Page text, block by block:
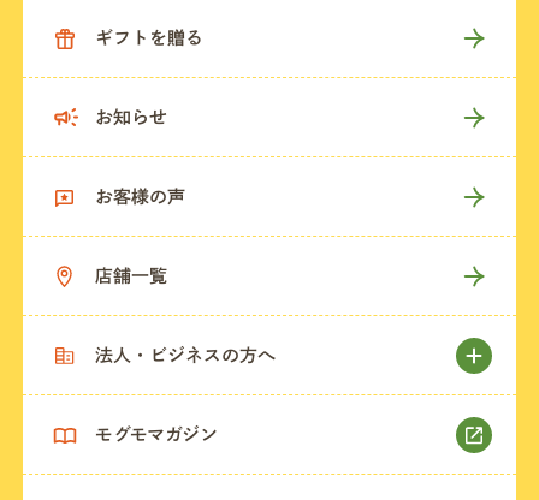
ギフトを贈る
お知らせ
お客様の声
店舗一覧
法人・ビジネスの方へ
モグモマガジン